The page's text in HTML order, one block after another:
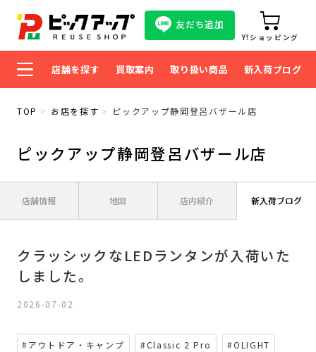
友だち追加
Y!ショッピング
店舗を探す 買取案内 取り扱い商品 新入荷ブログ
TOP お店を探す ピックアップ静岡登呂バザール店
ピックアップ静岡登呂バザール店
店舗情報 地図 店内紹介 新入荷ブログ
クラッシックなLEDランタンが入荷いた
しました。
2026-07-02
#アウトドア・キャンプ #Classic 2 Pro #OLIGHT